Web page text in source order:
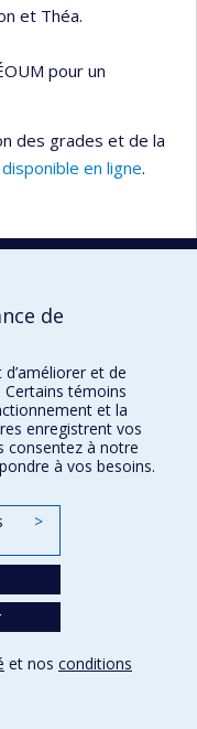
et Théa.
pour un
des grades et de la
disponible en ligne.
de
et de
témoins
et la
enregistrent vos
consentez à notre
à vos besoins.
>
et nos conditions